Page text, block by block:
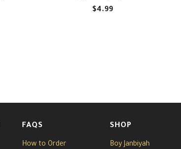
$4.99
FAQS
How to Order
SHOP
Boy Janbiyah